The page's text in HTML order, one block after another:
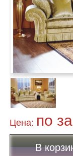
Цена: по
В